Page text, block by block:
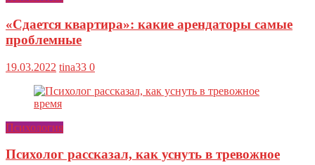
«Сдается квартира»: какие арендаторы самые
проблемные
19.03.2022 tina33 0
Психология
Психолог рассказал, как уснуть в тревожное